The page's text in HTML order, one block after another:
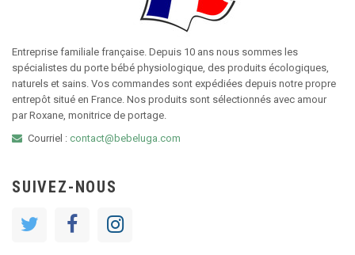
Entreprise familiale française. Depuis 10 ans nous sommes les
spécialistes du porte bébé physiologique, des produits écologiques,
naturels et sains. Vos commandes sont expédiées depuis notre propre
entrepôt situé en France. Nos produits sont sélectionnés avec amour
par Roxane, monitrice de portage.
Courriel : contact@bebeluga.com
SUIVEZ-NOUS